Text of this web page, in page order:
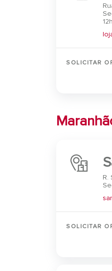
SOLICITAR
R.
SOLICITAR